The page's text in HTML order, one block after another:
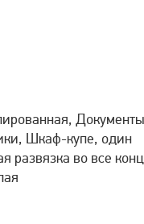
Документы
Шкаф-купе, один
развязка во все